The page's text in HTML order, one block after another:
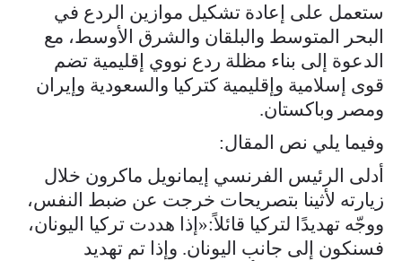
ستعمل على إعادة تشكيل موازين الردع في
البحر المتوسط والبلقان والشرق الأوسط، مع
الدعوة إلى بناء مظلة ردع نووي إقليمية تضم
قوى إسلامية وإقليمية كتركيا والسعودية وإيران
ومصر وباكستان.
وفيما يلي نص المقال:
أدلى الرئيس الفرنسي إيمانويل ماكرون خلال
زيارته لأثينا بتصريحات خرجت عن ضبط النفس،
ووجّه تهديدًا لتركيا قائلاً:«إذا هددت تركيا اليونان،
فسنكون إلى جانب اليونان. وإذا تم تهديد